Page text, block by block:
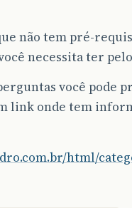
não tem pré-
necessita ter pelo
você pode
link onde tem
html/